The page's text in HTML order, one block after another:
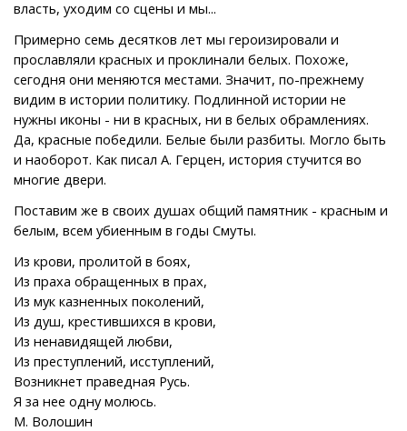
власть, уходим со сцены и мы...
Примерно семь десятков лет мы героизировали и
прославляли красных и проклинали белых. Похоже,
сегодня они меняются местами. Значит, по-прежнему
видим в истории политику. Подлинной истории не
нужны иконы - ни в красных, ни в белых обрамлениях.
Да, красные победили. Белые были разбиты. Могло быть
и наоборот. Как писал А. Герцен, история стучится во
многие двери.
Поставим же в своих душах общий памятник - красным и
белым, всем убиенным в годы Смуты.
Из крови, пролитой в боях,
Из праха обращенных в прах,
Из мук казненных поколений,
Из душ, крестившихся в крови,
Из ненавидящей любви,
Из преступлений, исступлений,
Возникнет праведная Русь.
Я за нее одну молюсь.
М. Волошин